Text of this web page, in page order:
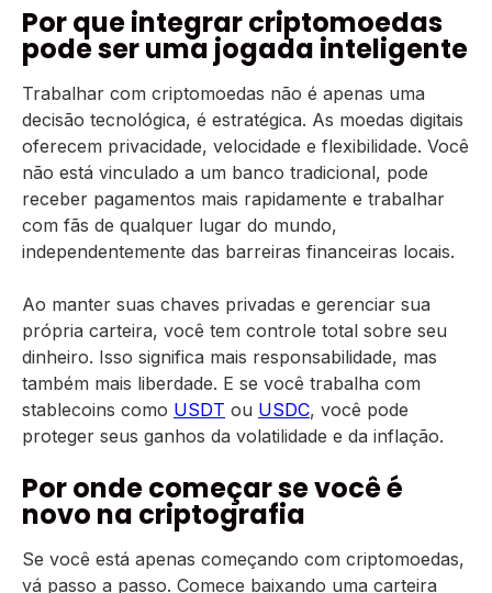
Por que integrar criptomoedas
pode ser uma jogada inteligente
Trabalhar com criptomoedas não é apenas uma
decisão tecnológica, é estratégica. As moedas digitais
oferecem privacidade, velocidade e flexibilidade. Você
não está vinculado a um banco tradicional, pode
receber pagamentos mais rapidamente e trabalhar
com fãs de qualquer lugar do mundo,
independentemente das barreiras financeiras locais.
Ao manter suas chaves privadas e gerenciar sua
própria carteira, você tem controle total sobre seu
dinheiro. Isso significa mais responsabilidade, mas
também mais liberdade. E se você trabalha com
stablecoins como USDT ou USDC, você pode
proteger seus ganhos da volatilidade e da inflação.
Por onde começar se você é
novo na criptografia
Se você está apenas começando com criptomoedas,
vá passo a passo. Comece baixando uma carteira